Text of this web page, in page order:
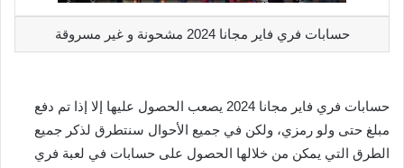
حسابات فري فاير مجانا 2024 مشحونة و غير مسروقة
حسابات فري فاير مجانا 2024 يصعب الحصول عليها إلا إذا تم دفع
مبلغ حتى ولو رمزي، ولكن في جميع الأحوال سنتطرق لذكر جميع
الطرق التي يمكن من خلالها الحصول على حسابات في لعبة فري